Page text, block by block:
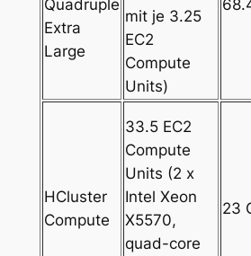
Quadruple
Extra
Large
mit je 3.25
EC2
Compute
Units)
HCluster
Compute
33.5 EC2
Compute
Units (2 x
Intel Xeon
X5570,
quad-core
23